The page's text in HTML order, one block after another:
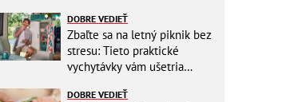
DOBRE VEDIEŤ
Zbaľte sa na letný piknik bez
stresu: Tieto praktické
vychytávky vám ušetria
DOBRE VEDIEŤ